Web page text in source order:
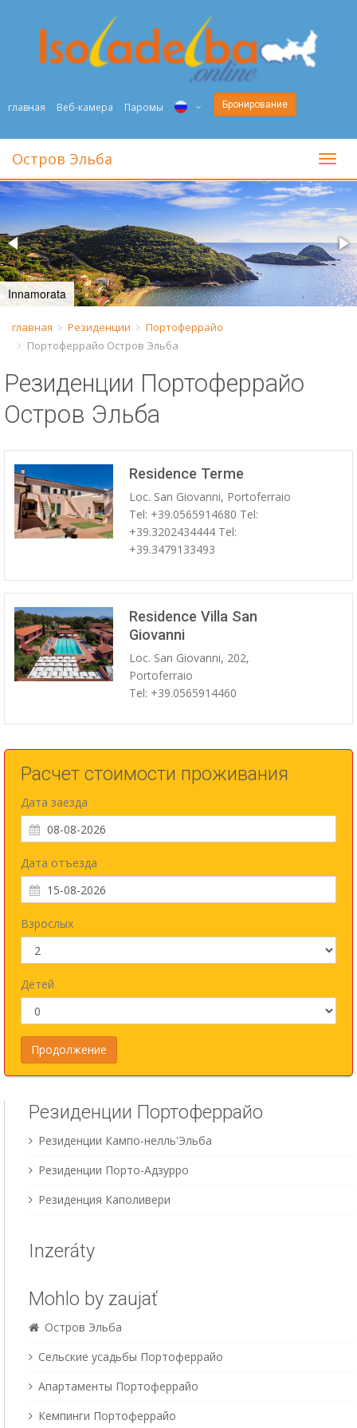
главная Веб-камера Паромы
ENG
DEU
NED
FRA
ESP
Бронирование
Остров Эльба
Innamorata
главная Резиденции
Портоферрайо
Портоферрайо Остров Эльба
Резиденции Портоферрайо
Остров Эльба
Residence Terme
Loc. San Giovanni, Portoferraio
Tel: +39.0565914680 Tel:
+39.3202434444 Tel:
+39.3479133493
Residence Villa San
Giovanni
Loc. San Giovanni, 202,
Portoferraio
Tel: +39.0565914460
Расчет стоимости проживания
Дата заезда
Дата отъезда
Взрослых
Детей
Резиденции Портоферрайо
Резиденции Кампо-нелль'Эльба
Резиденции Порто-Адзурро
Резиденция Каполивери
Inzeráty
Mohlo by zaujať
Остров Эльба
Сельские усадьбы Портоферрайо
Апартаменты Портоферрайо
Кемпинги Портоферрайо